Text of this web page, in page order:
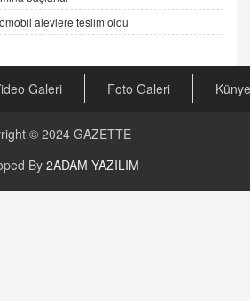
ÖZKALE
Dava Açmadan Önce
14:16
BURÇ YORUMU
alevlere teslim oldu
Galeri Foto Galeri Künye
© 2024 GAZETTE
By 2ADAM YAZILIM